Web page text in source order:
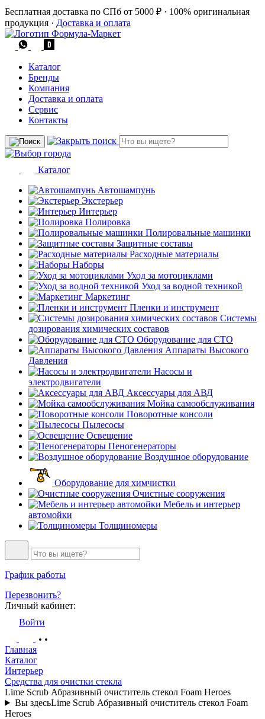
Бесплатная доставка по СПб от 5000 ₽ · 100% оригинальная
продукция · Доставка и оплата
Каталог
Бренды
Компания
Доставка и оплата
Сервис
Контакты
Каталог
Автошампунь
Экстерьер
Интерьер
Полировка
Полировальные машинки
Защитные составы
Расходные материалы
Наборы
Уход за мотоциклами
Уход за водной техникой
Маркетинг
Пленки и инструмент
Системы
дозирования химических составов
Оборудование для СТО
Аппараты Высокого
Давления
Насосы и
электродвигатели
Аксессуары для АВД
Мойка самообслуживания
Поворотные консоли
Пылесосы
Освещение
Пеногенераторы
Воздушное оборудование
Оборудование для химчистки
Очистные сооружения
Мебель и интерьер
автомойки
Толщиномеры
График работы
Перезвонить?
Личный кабинет:
Войти
Главная
Каталог
Интерьер
Средства для очистки стекла
Lime Scrub Абразивный очиститель стекол Foam Heroes
Вы здесьLime Scrub Абразивный очиститель стекол Foam
Heroes